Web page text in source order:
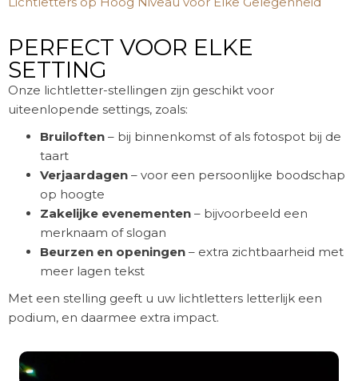
PERFECT VOOR ELKE
SETTING
Onze lichtletter-stellingen zijn geschikt voor
uiteenlopende settings, zoals:
Bruiloften – bij binnenkomst of als fotospot bij de
taart
Verjaardagen – voor een persoonlijke boodschap
op hoogte
Zakelijke evenementen – bijvoorbeeld een
merknaam of slogan
Beurzen en openingen – extra zichtbaarheid met
meer lagen tekst
Met een stelling geeft u uw lichtletters letterlijk een
podium, en daarmee extra impact.